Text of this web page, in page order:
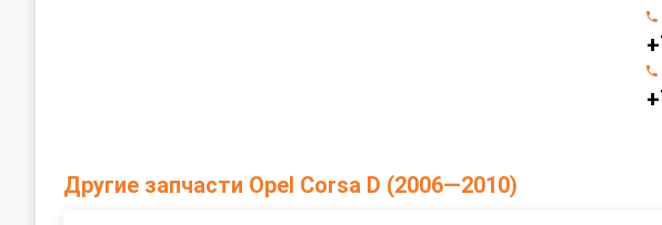
Другие запчасти Opel Corsa D (2006—2010)